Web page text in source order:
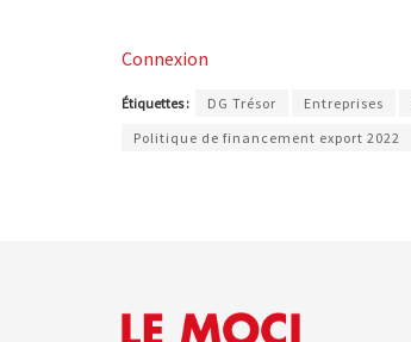
Connexion
Étiquettes : DG Trésor Entreprises
Politique de financement export 2022